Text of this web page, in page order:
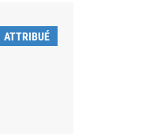
ATTRIBUÉ